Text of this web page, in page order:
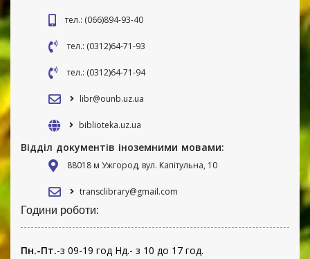
тел.: (066)894-93-40
тел.: (0312)64-71-93
тел.: (0312)64-71-94
libr@ounb.uz.ua
biblioteka.uz.ua
Відділ документів іноземними мовами:
88018 м Ужгород, вул. Капітульна, 10
transclibrary@gmail.com
Години роботи:
Пн.-Пт.-з 09-19 год Нд.- з 10 до 17 год.